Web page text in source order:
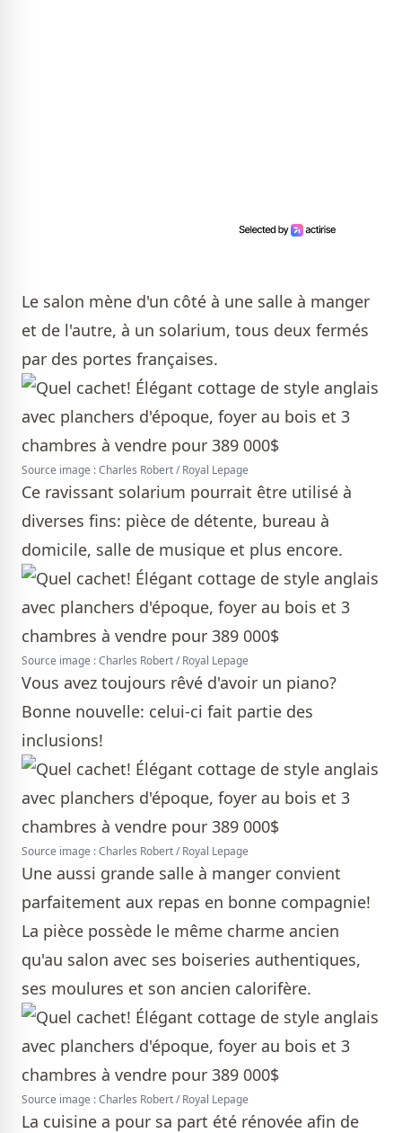
Le salon mène d'un côté à une salle à manger
et de l'autre, à un solarium, tous deux fermés
par des portes françaises.
Source image : Charles Robert / Royal Lepage
Ce ravissant solarium pourrait être utilisé à
diverses fins: pièce de détente, bureau à
domicile, salle de musique et plus encore.
Source image : Charles Robert / Royal Lepage
Vous avez toujours rêvé d'avoir un piano?
Bonne nouvelle: celui-ci fait partie des
inclusions!
Source image : Charles Robert / Royal Lepage
Une aussi grande salle à manger convient
parfaitement aux repas en bonne compagnie!
La pièce possède le même charme ancien
qu'au salon avec ses boiseries authentiques,
ses moulures et son ancien calorifère.
Source image : Charles Robert / Royal Lepage
La cuisine a pour sa part été rénovée afin de